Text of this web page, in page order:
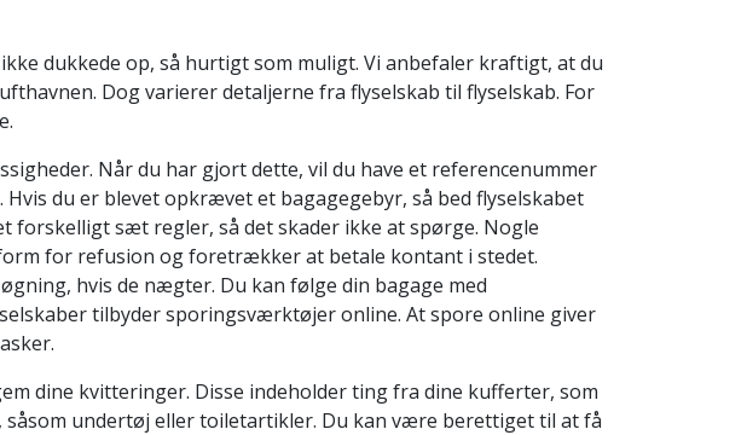
dukkede op, så hurtigt som muligt. Vi anbefaler kraftigt, at du
Dog varierer detaljerne fra flyselskab til flyselskab. For
Når du har gjort dette, vil du have et referencenummer
du er blevet opkrævet et bagagegebyr, så bed flyselskabet
forskelligt sæt regler, så det skader ikke at spørge. Nogle
for refusion og foretrækker at betale kontant i stedet.
hvis de nægter. Du kan følge din bagage med
tilbyder sporingsværktøjer online. At spore online giver
dine kvitteringer. Disse indeholder ting fra dine kufferter, som
undertøj eller toiletartikler. Du kan være berettiget til at få